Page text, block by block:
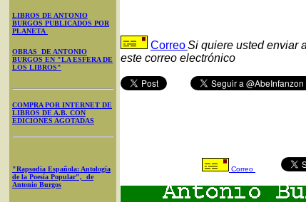
LIBROS DE ANTONIO
BURGOS PUBLICADOS POR
PLANETA
OBRAS DE ANTONIO
BURGOS EN "LA ESFERA DE
LOS LIBROS"
COMPRA POR INTERNET DE
LIBROS DE A.B. CON
EDICIONES AGOTADAS
"Rapsodia Española: Antología
de la Poesía Popular", de
Antonio Burgos
CorreoSi quiere usted enviar
este correo electrónico
Correo